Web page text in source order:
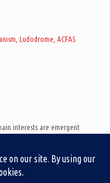
Ludodrome, ACFAS
interests are emergent
under Un Regard Froid,
a doctoral student